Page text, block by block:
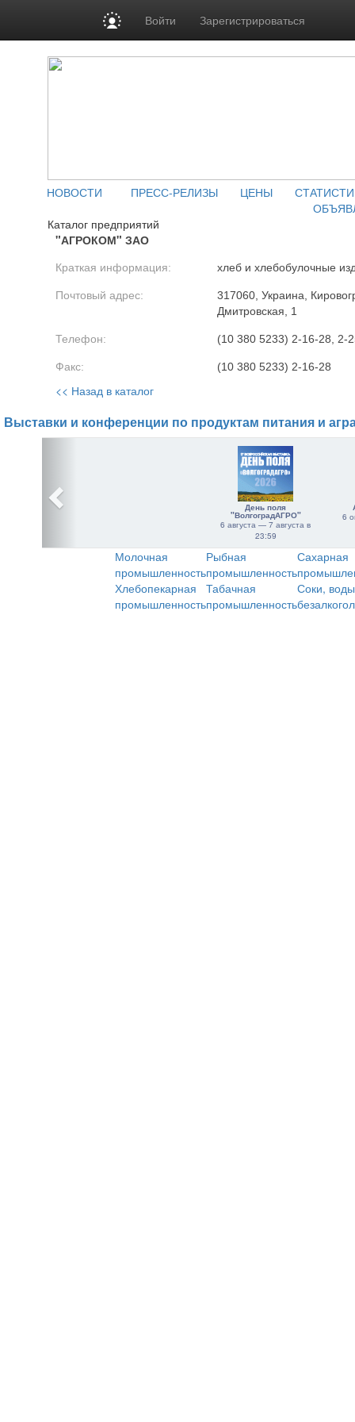
Войти Зарегистрироваться
НОВОСТИ ПРЕСС-РЕЛИЗЫ ЦЕНЫ
Каталог предприятий
"АГРОКОМ" ЗАО
Краткая информация: хлеб и хлебобулочные
Почтовый адрес:
317060, Украина,
Дмитровская, 1
Телефон: (10 380 5233) 2-16-28, 2-
Факс: (10 380 5233) 2-16-28
<< Назад в каталог
Выставки и конференции по продуктам питания и
День поля
"ВолгоградАГРО"
6 августа — 7 августа в
23:59
6
Молочная
промышленность
Рыбная
промышленность
Сахарная
Хлебопекарная
промышленность
Табачная
промышленность
Соки,